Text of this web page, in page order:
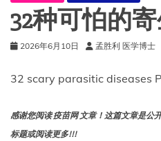
蔓
延
到
世
各
共
32种可怕的
2026年6月10日 孟胜利 医学博士
32 scary parasitic diseases
感谢您阅读 疫苗网 文章！这篇文章是公
标题或阅读更多!!!